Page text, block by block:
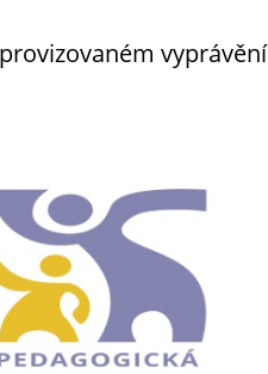
vyprávění